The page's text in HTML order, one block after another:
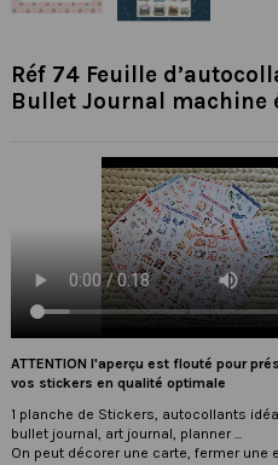
Réf 74 Feuille
Bullet Journal machine
ATTENTION l'aperçu est flouté pour
vos stickers en qualité optimale
1 planche de Stickers, autocollants
bullet journal, art journal, planner ...
On peut décorer une carte, fermer une